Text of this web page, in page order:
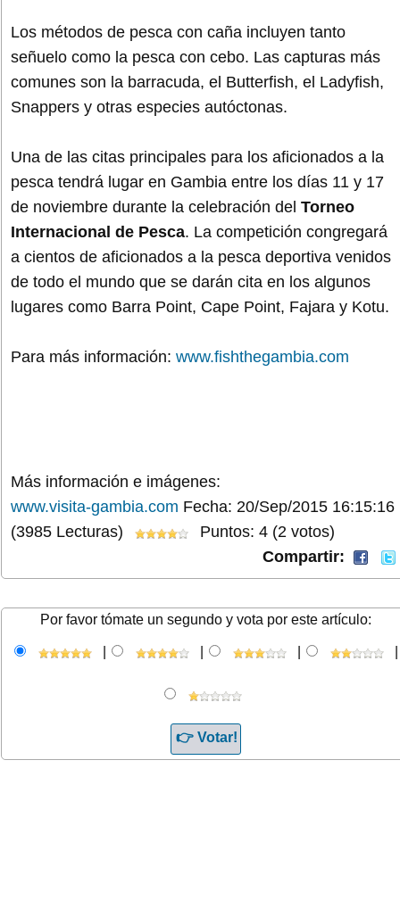
Los métodos de pesca con caña incluyen tanto
señuelo como la pesca con cebo. Las capturas más
comunes son la barracuda, el Butterfish, el Ladyfish,
Snappers y otras especies autóctonas.
Una de las citas principales para los aficionados a la
pesca tendrá lugar en Gambia entre los días 11 y 17
de noviembre durante la celebración del Torneo
Internacional de Pesca. La competición congregará
a cientos de aficionados a la pesca deportiva venidos
de todo el mundo que se darán cita en los algunos
lugares como Barra Point, Cape Point, Fajara y Kotu.
Para más información: www.fishthegambia.com
Más información e imágenes:
www.visita-gambia.com Fecha: 20/Sep/2015 16:15:16
(3985 Lecturas)
Puntos: 4 (2 votos)
Compartir:
Por favor tómate un segundo y vota por este artículo: